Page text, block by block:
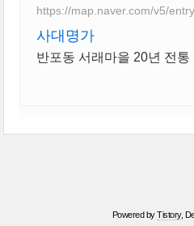
히.
https://map.naver.com/v5/
사대명가
반포동 서래마을 20년 전
Powered byTistory,